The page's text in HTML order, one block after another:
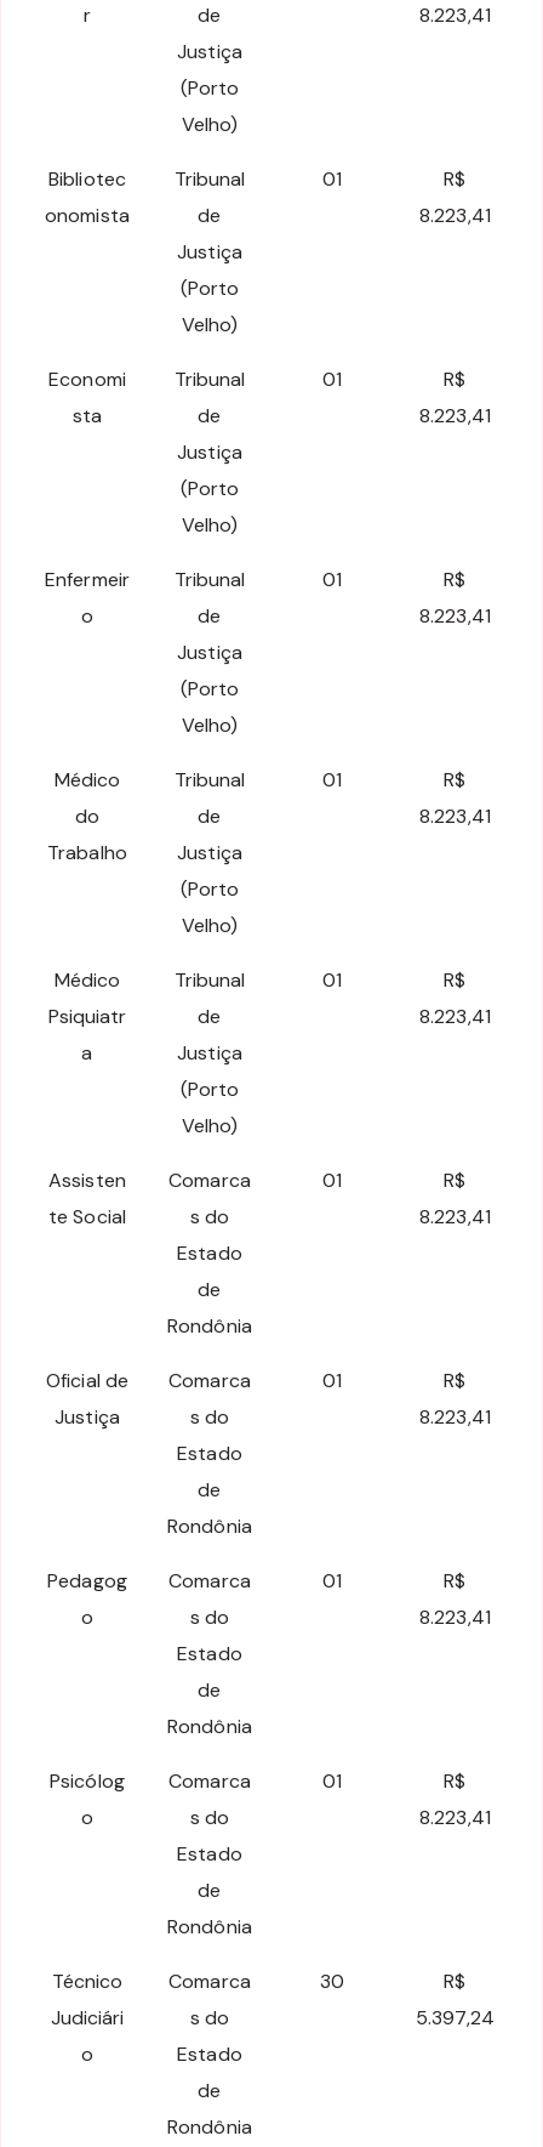
r
de
Justiça
(Porto
Velho)
8.223,41
Bibliotec
onomista
Tribunal
de
Justiça
(Porto
Velho)
01
R$
8.223,41
Economi
sta
Tribunal
de
Justiça
(Porto
Velho)
01
R$
8.223,41
Enfermeir
o
Tribunal
de
Justiça
(Porto
Velho)
01
R$
8.223,41
Médico
do
Trabalho
Tribunal
de
Justiça
(Porto
Velho)
01
R$
8.223,41
Médico
Psiquiatr
a
Tribunal
de
Justiça
(Porto
Velho)
01
R$
8.223,41
Assisten
te Social
Comarca
s do
Estado
de
Rondônia
01
R$
8.223,41
Oficial de
Justiça
Comarca
s do
Estado
de
Rondônia
01
R$
8.223,41
Pedagog
o
Comarca
s do
Estado
de
Rondônia
01
R$
8.223,41
Psicólog
o
Comarca
s do
Estado
de
Rondônia
01
R$
8.223,41
Técnico
Judiciári
o
Comarca
s do
Estado
de
Rondônia
30
R$
5.397,24